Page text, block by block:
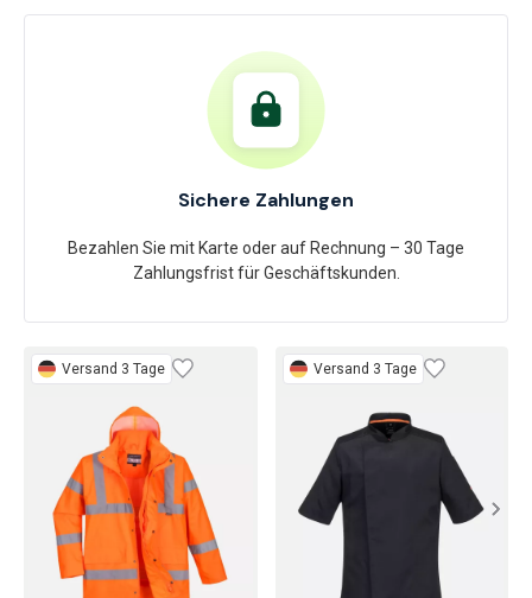
Sichere Zahlungen
Bezahlen Sie mit Karte oder auf Rechnung – 30 Tage
Zahlungsfrist für Geschäftskunden.
Versand 3 Tage Versand 3 Tage